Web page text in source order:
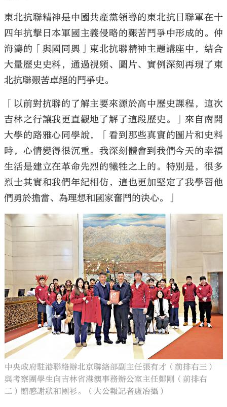
東北抗聯精神是中國共產黨領導的東北抗日聯軍在十
四年抗擊日本軍國主義侵略的艱苦鬥爭中形成的。仲
海濤的「與國同興」東北抗聯精神主題講座中，結合
大量歷史史料，通過視頻、圖片、實例深刻再現了東
北抗聯艱苦卓絕的鬥爭史。
「以前對抗聯的了解主要來源於高中歷史課程，這次
吉林之行讓我更直觀地了解了這段歷史。」來自南開
大學的路雅心同學說，「看到那些真實的圖片和史料
時，心情變得很沉重。我深刻體會到我們今天的幸福
生活是建立在革命先烈的犧牲之上的。特別是，很多
烈士其實和我們年紀相仿，這也更加堅定了我學習他
們勇於擔當、為理想和國家奮鬥的決心。」
中央政府駐港聯絡辦北京聯絡部副主任張有才（前排右三）
與考察團學生向吉林省港澳事務辦公室主任鄭剛（前排右
二）贈感謝狀和團衫。（大公報記者盧冶攝）